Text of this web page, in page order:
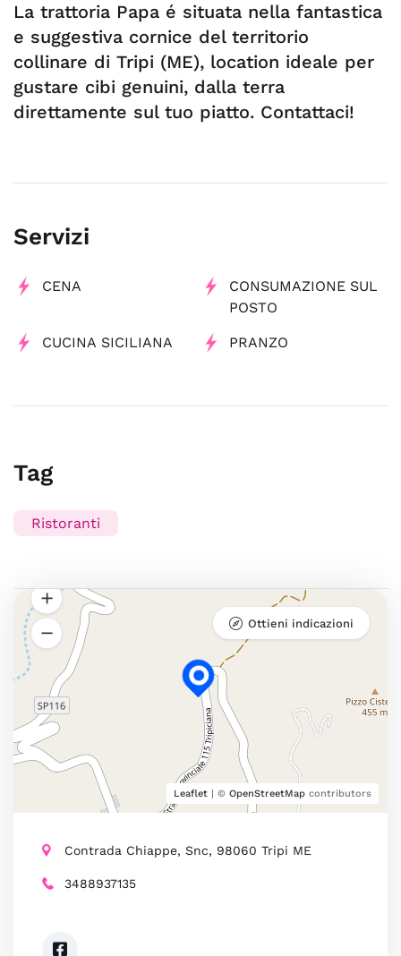
La trattoria Papa é situata nella fantastica
e suggestiva cornice del territorio
collinare di Tripi (ME), location ideale per
gustare cibi genuini, dalla terra
direttamente sul tuo piatto. Contattaci!
Servizi
CENA
CONSUMAZIONE SUL
POSTO
CUCINA SICILIANA PRANZO
Tag
Ristoranti
Leaflet | © OpenStreetMap contributors
Ottieni indicazioni
Contrada Chiappe, Snc, 98060 Tripi ME
3488937135